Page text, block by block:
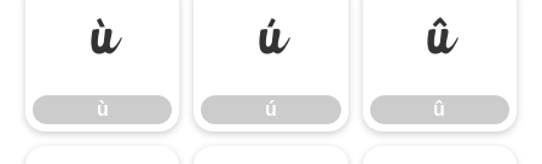
ù
ù
ú
ú
û
û